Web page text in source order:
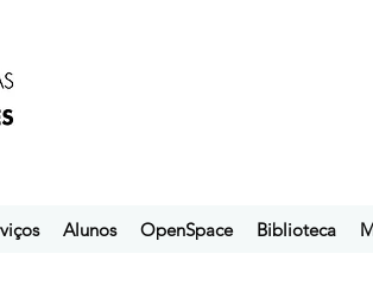
Alunos OpenSpace Biblioteca